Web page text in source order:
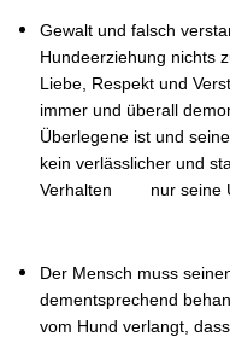
Gewalt und falsch
Hundeerziehung nichts
Liebe, Respekt und
immer und überall
Überlegene ist und
kein verlässlicher und
Verhalten nur seine
Der Mensch muss
dementsprechend
vom Hund verlangt,